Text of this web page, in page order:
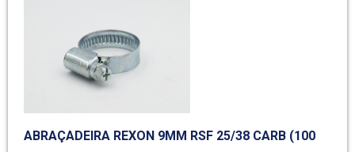
ABRAÇADEIRA REXON 9MM RSF 25/38 CARB (100